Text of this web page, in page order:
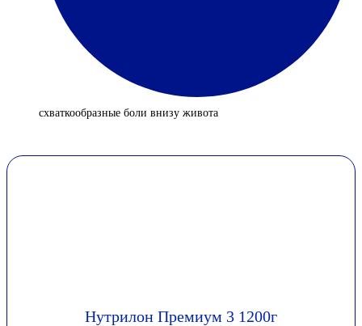
схваткообразные боли внизу живота
Нутрилон Премиум 3 1200г